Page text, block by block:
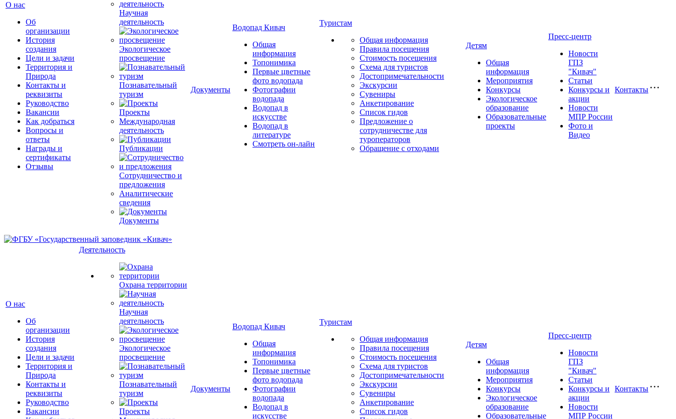
О нас
Об
организации
История
создания
Цели и задачи
Территория и
Природа
Контакты и
реквизиты
Руководство
Вакансии
Как добраться
Вопросы и
ответы
Награды и
сертификаты
Отзывы
Научная
деятельность
Экологическое
просвещение
Познавательный
туризм
Проекты
Международная
деятельность
Публикации
Сотрудничество и
предложения
Аналитические
сведения
Документы
Документы
Водопад Кивач
Общая
информация
Топонимика
Первые цветные
фото водопада
Фотографии
водопада
Водопад в
искусстве
Водопад в
литературе
Смотреть он-лайн
Туристам
Общая информация
Правила посещения
Стоимость посещения
Схема для туристов
Достопримечательности
Экскурсии
Сувениры
Анкетирование
Список гидов
Предложение о
сотрудничестве для
туроператоров
Обращение с отходами
Детям
Общая
информация
Мероприятия
Конкурсы
Экологическое
образование
Образовательные
проекты
Пресс-центр
Новости
ГПЗ
"Кивач"
Статьи
Конкурсы и
акции
Новости
МПР России
Фото и
Видео
Контакты
О нас
Об
организации
История
создания
Цели и задачи
Территория и
Природа
Контакты и
реквизиты
Руководство
Вакансии
Деятельность
Охрана территории
Научная
деятельность
Экологическое
просвещение
Познавательный
туризм
Проекты
Документы
Водопад Кивач
Общая
информация
Топонимика
Первые цветные
фото водопада
Фотографии
водопада
Водопад в
искусстве
Туристам
Общая информация
Правила посещения
Стоимость посещения
Схема для туристов
Достопримечательности
Экскурсии
Сувениры
Анкетирование
Список гидов
Детям
Общая
информация
Мероприятия
Конкурсы
Экологическое
образование
Образовательные
Пресс-центр
Новости
ГПЗ
"Кивач"
Статьи
Конкурсы и
акции
Новости
МПР России
Контакты